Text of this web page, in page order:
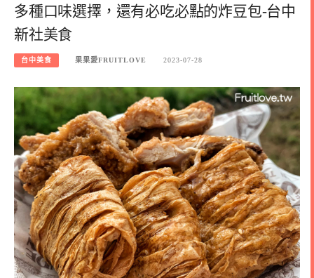
多種口味選擇，還有必吃必點的炸豆包-台中
新社美食
台中美食 果果愛FRUITLOVE 2023-07-28